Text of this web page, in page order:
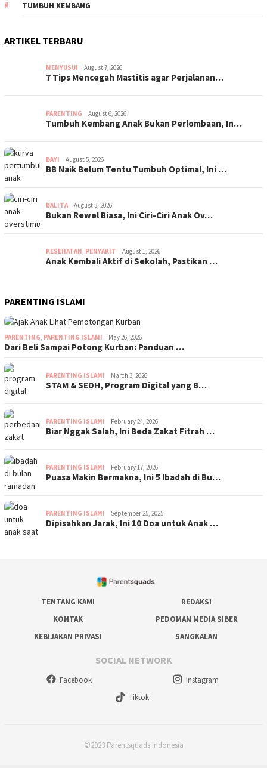
TUMBUH KEMBANG
ARTIKEL TERBARU
MENYUSUI August 7, 2026
7 Tips Mencegah Mastitis agar Perjalanan…
PARENTING August 6, 2026
Tumbuh Kembang Anak Bukan Perlombaan, In…
BAYI August 5, 2026
BB Naik Belum Tentu Tumbuh Optimal, Ini …
BALITA August 3, 2026
Bukan Rewel Biasa, Ini Ciri-Ciri Anak Ov…
KESEHATAN, PENYAKIT August 1, 2026
Anak Kembali Aktif di Sekolah, Pastikan …
PARENTING ISLAMI
PARENTING, PARENTING ISLAMI May 26, 2026
Dari Beli Sampai Potong Kurban: Panduan …
PARENTING ISLAMI March 3, 2026
STAM & SEDH, Program Digital yang B…
PARENTING ISLAMI February 24, 2026
Biar Nggak Salah, Ini Beda Zakat Fitrah …
PARENTING ISLAMI February 17, 2026
Puasa Makin Bermakna, Ini 5 Ibadah di Bu…
PARENTING ISLAMI September 25, 2025
Dipisahkan Jarak, Ini 10 Doa untuk Anak …
TENTANG KAMI
REDAKSI
KONTAK
PEDOMAN MEDIA SIBER
KEBIJAKAN PRIVASI
SANGKALAN
SOCIAL NETWORK
Facebook
Instagram
Tiktok
©2023 Parentsquads Indonesia